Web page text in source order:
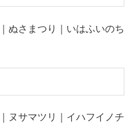
ぬさまつり｜いはふいのち
ヌサマツリ｜イハフイノチ